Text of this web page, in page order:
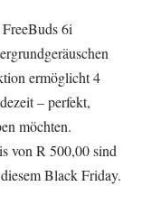
6i
ermöglicht 4
– perfekt,
möchten.
von R 500,00 sind
Black Friday.